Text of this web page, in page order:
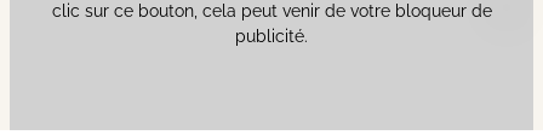
clic sur ce bouton, cela peut venir de votre bloqueur de
publicité.